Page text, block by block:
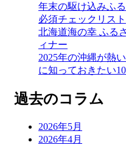
年末の駆け込みふ
必須チェックリスト
北海道海の幸 ふる
ィナー
2025年の沖縄が熱
に知っておきたい
過去のコラム
2026年5月
2026年4月